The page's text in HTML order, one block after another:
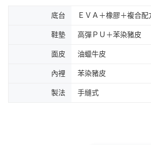
底台 ＥＶＡ＋橡膠＋複合配
鞋墊 高彈ＰＵ＋苯染豬皮
面皮 油蠟牛皮
內裡 苯染豬皮
製法 手縫式